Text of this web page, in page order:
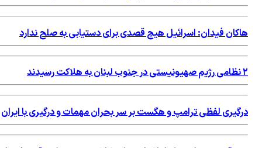
هاکان فیدان: اسرائیل هیچ قصدی برای دستیابی به صلح ندارد
۲ نظامی رژیم صهیونیستی در جنوب لبنان به هلاکت رسیدند
درگیری لفظی ترامپ و هگست بر سر بحران مهمات و درگیری با ایران